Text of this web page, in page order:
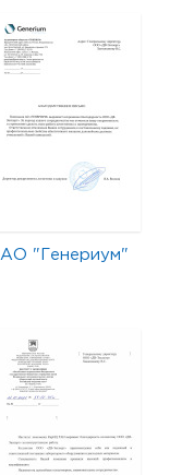
АО "Генериум"